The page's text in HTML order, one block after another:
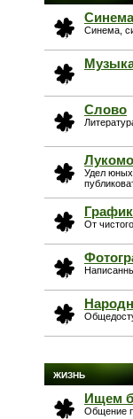
Синема
Синема,
Слово
Удел
От
ЖИЗНЬ
Ищем
Общение